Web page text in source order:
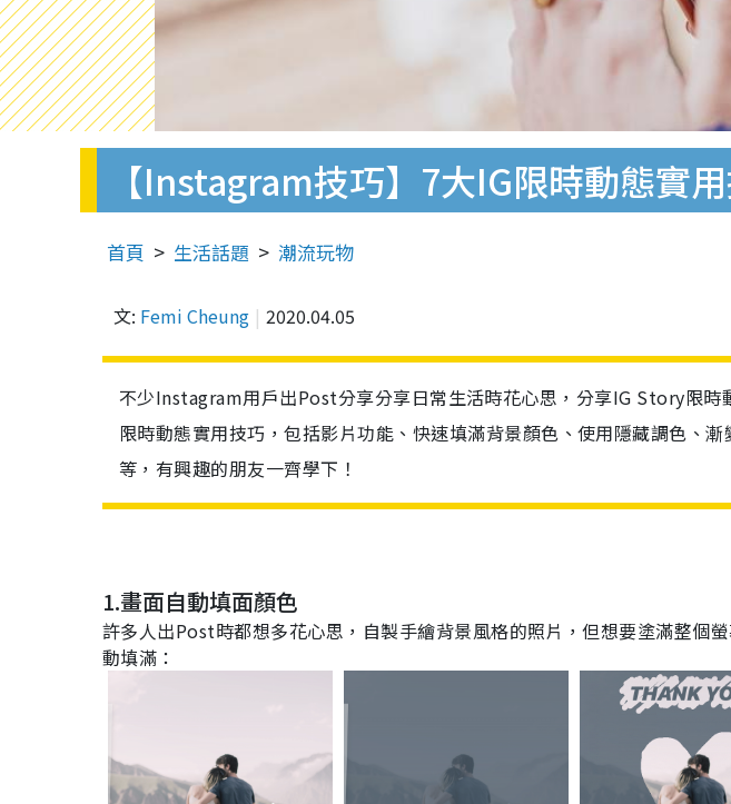
【Instagram技巧】7大IG限時動態實
首頁 生活話題 潮流玩物
文: Femi Cheung 2020.04.05
不少Instagram用戶出Post分享分享日常生活時花心思，分享IG Story限時
限時動態實用技巧，包括影片功能、快速填滿背景顏色、使用隱藏調色、
等，有興趣的朋友一齊學下！
1.畫面自動填面顏色
許多人出Post時都想多花心思，自製手繪背景風格的照片，但想要塗滿整個
動填滿：